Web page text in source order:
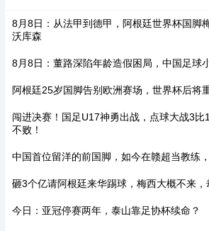
8月8日：从法甲到德甲，阿根廷世界杯国脚
沃库森
8月8日：董路深陷年龄造假困局，中国足球
阿根廷25岁国脚告别欧洲赛场，世界杯后将
闯进决赛！国足U17神勇出战，点球大战3比
不败！
中国首位留洋的前国脚，如今在赣超当教练
砸3个亿请阿根廷来华踢球，梅西大概不来，
今日：亚冠停赛两年，泰山靠足协杯续命？